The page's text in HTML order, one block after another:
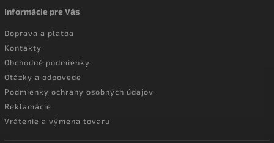
Informácie pre Vás
Doprava a platba
Kontakty
Obchodné podmienky
Otázky a odpovede
Podmienky ochrany osobných údajov
Reklamácie
Vrátenie a výmena tovaru